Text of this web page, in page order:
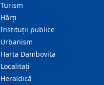
Turism
Hărţi
Instituţii publice
Urbanism
Harta Dambovita
Localitaţi
Heraldică